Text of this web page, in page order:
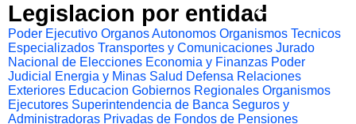
Legislacion por entidad
Poder Ejecutivo Organos Autonomos Organismos Tecnicos
Especializados Transportes y Comunicaciones Jurado
Nacional de Elecciones Economia y Finanzas Poder
Judicial
Energia y Minas Salud Defensa Relaciones
Exteriores Educacion Gobiernos Regionales Organismos
Ejecutores Superintendencia de Banca Seguros y
Administradoras Privadas de Fondos de Pensiones